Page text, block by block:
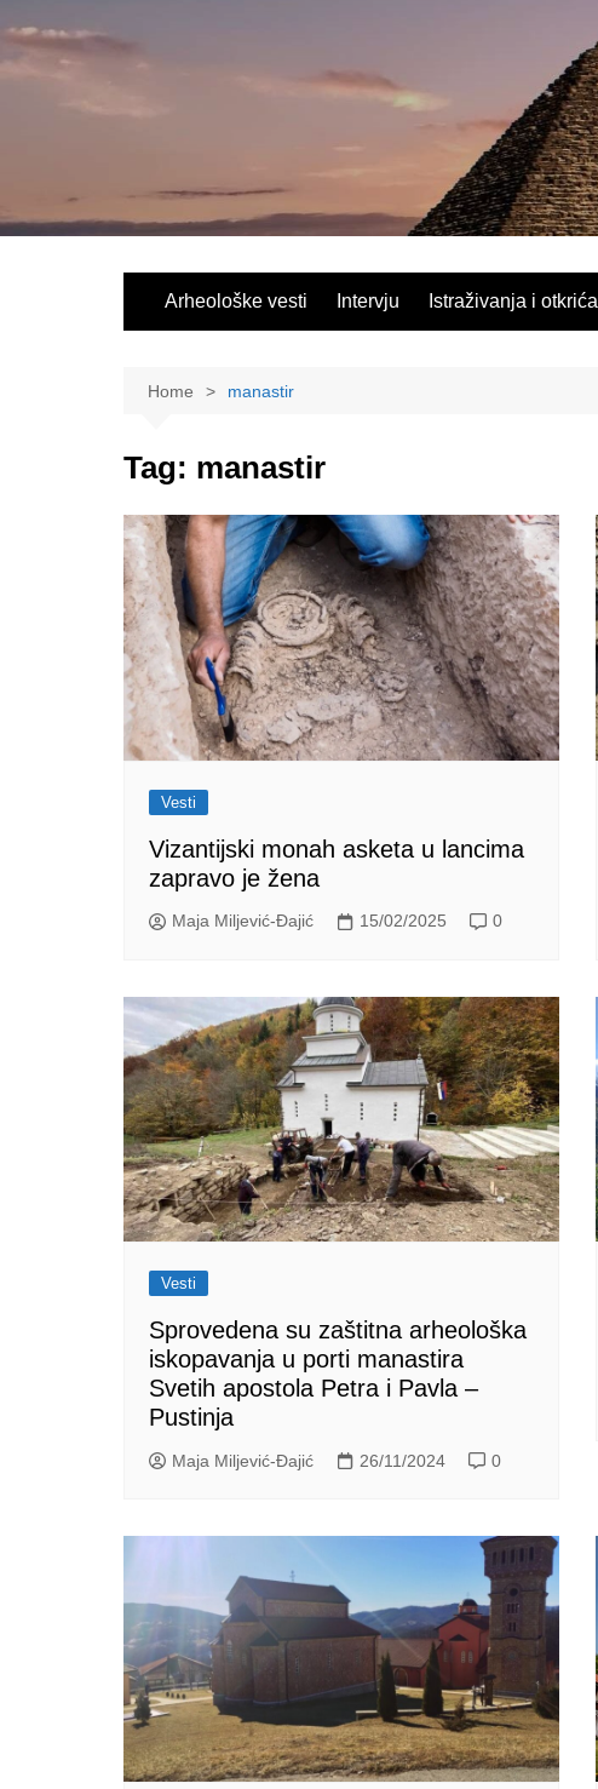
Arheološke vesti Intervju Istraživanja i otkrića
Home manastir
Tag: manastir
Vesti
Vizantijski monah asketa u lancima
zapravo je žena
Maja Miljević-Đajić 15/02/2025 0
Vesti
Sprovedena su zaštitna arheološka
iskopavanja u porti manastira
Svetih apostola Petra i Pavla –
Pustinja
Maja Miljević-Đajić 26/11/2024 0